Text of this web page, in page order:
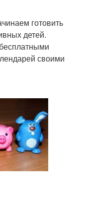
готовить
детей.
своими